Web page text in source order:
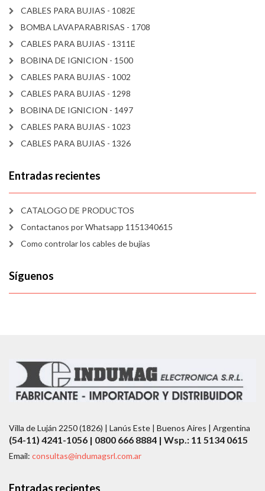
CABLES PARA BUJIAS - 1082E
BOMBA LAVAPARABRISAS - 1708
CABLES PARA BUJIAS - 1311E
BOBINA DE IGNICION - 1500
CABLES PARA BUJIAS - 1002
CABLES PARA BUJIAS - 1298
BOBINA DE IGNICION - 1497
CABLES PARA BUJIAS - 1023
CABLES PARA BUJIAS - 1326
Entradas recientes
CATALOGO DE PRODUCTOS
Contactanos por Whatsapp 1151340615
Como controlar los cables de bujías
Síguenos
Villa de Luján 2250 (1826) | Lanús Este | Buenos Aires | Argentina
(54-11) 4241-1056 | 0800 666 8884 | Wsp.: 11 5134 0615
Email: consultas@indumagsrl.com.ar
Entradas recientes